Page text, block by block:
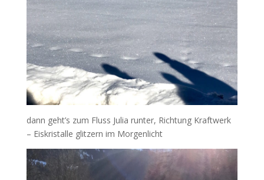
dann geht’s zum Fluss Julia runter, Richtung Kraftwerk
– Eiskristalle glitzern im Morgenlicht